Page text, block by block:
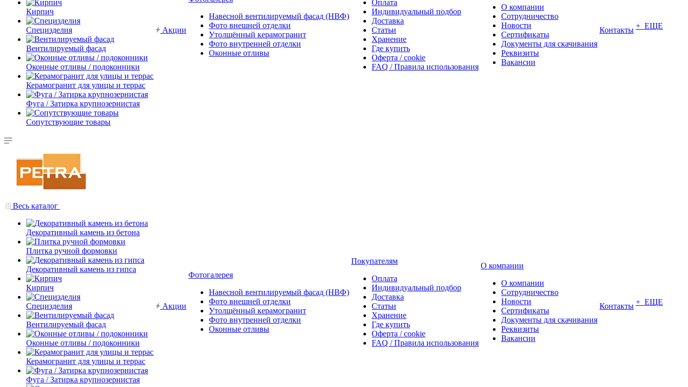
Кирпич
Специзделия
Вентилируемый фасад
Оконные отливы / подоконники
Керамогранит для улицы и террас
Фуга / Затирка крупнозернистая
Сопутствующие товары
Акции
Навесной вентилируемый фасад (НВФ)
Фото внешней отделки
Утолщённый керамогранит
Фото внутренней отделки
Оконные отливы
Оплата
Индивидуальный подбор
Доставка
Статьи
Хранение
Где купить
Оферта / cookie
FAQ / Правила использования
О компании
Сотрудничество
Новости
Сертификаты
Документы для скачивания
Реквизиты
Вакансии
Контакты + ЕЩЕ
Весь каталог
Декоративный камень из бетона
Плитка ручной формовки
Декоративный камень из гипса
Кирпич
Специзделия
Вентилируемый фасад
Оконные отливы / подоконники
Керамогранит для улицы и террас
Фуга / Затирка крупнозернистая
Акции
Фотогалерея
Навесной вентилируемый фасад (НВФ)
Фото внешней отделки
Утолщённый керамогранит
Фото внутренней отделки
Оконные отливы
Покупателям
Оплата
Индивидуальный подбор
Доставка
Статьи
Хранение
Где купить
Оферта / cookie
FAQ / Правила использования
О компании
О компании
Сотрудничество
Новости
Сертификаты
Документы для скачивания
Реквизиты
Вакансии
Контакты + ЕЩЕ